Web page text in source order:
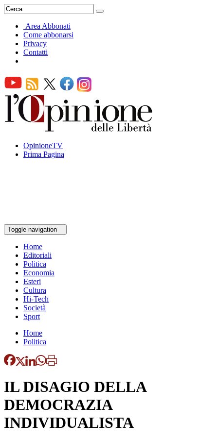
Area Abbonati
Come abbonarsi
Privacy
Contatti
OpinioneTV
Prima Pagina
Toggle navigation
Home
Editoriali
Politica
Economia
Esteri
Cultura
Hi-Tech
Società
Sport
Home
Politica
IL DISAGIO DELLA
DEMOCRAZIA
INDIVIDUALISTA